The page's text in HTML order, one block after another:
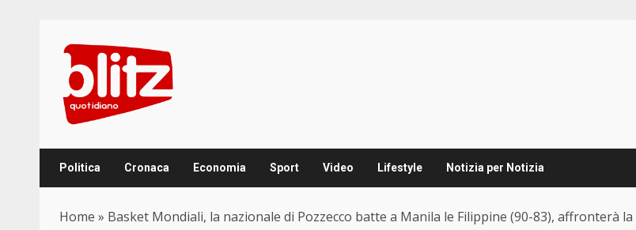
content
Politica Cronaca Economia Sport Video Lifestyle Notizia per Notizia
Home » Basket Mondiali, la nazionale di Pozzecco batte a Manila le Filippine (90-83), affronterà